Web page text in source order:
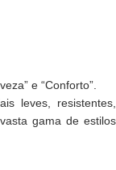
e “Conforto”.
leves, resistentes,
gama de estilos